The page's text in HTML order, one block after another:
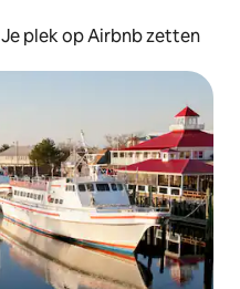
Je plek op Airbnb zetten